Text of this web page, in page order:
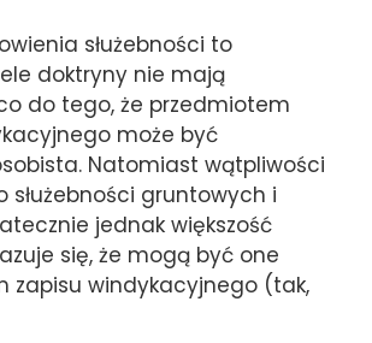
służebności to
doktryny nie mają
do tego, że przedmiotem
może być
Natomiast wątpliwości
służebności gruntowych i
jednak większość
się, że mogą być one
zapisu windykacyjnego (tak,